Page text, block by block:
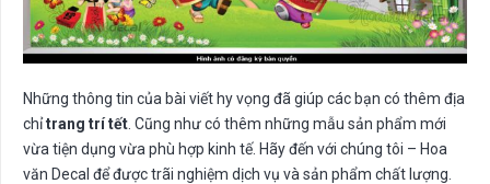
Những thông tin của bài viết hy vọng đã giúp các bạn có thêm địa
chỉtrang trí tết . Cũng như có thêm những mẫu sản phẩm mới
vừa tiện dụng vừa phù hợp kinh tế. Hãy đến với chúng tôi – Hoa
văn Decal để được trãi nghiệm dịch vụ và sản phẩm chất lượng.